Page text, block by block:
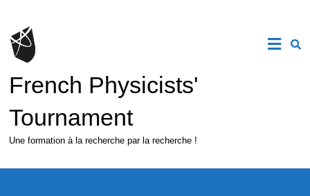
content
French Physicists'
Tournament
Une formation à la recherche par la recherche !